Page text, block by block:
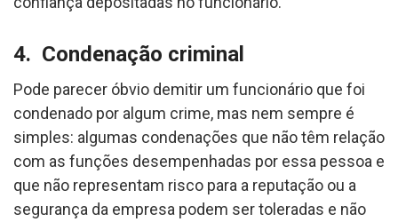
4. Condenação criminal
Pode parecer óbvio demitir um funcionário que foi
condenado por algum crime, mas nem sempre é
simples: algumas condenações que não têm relação
com as funções desempenhadas por essa pessoa e
que não representam risco para a reputação ou a
segurança da empresa podem ser toleradas e não